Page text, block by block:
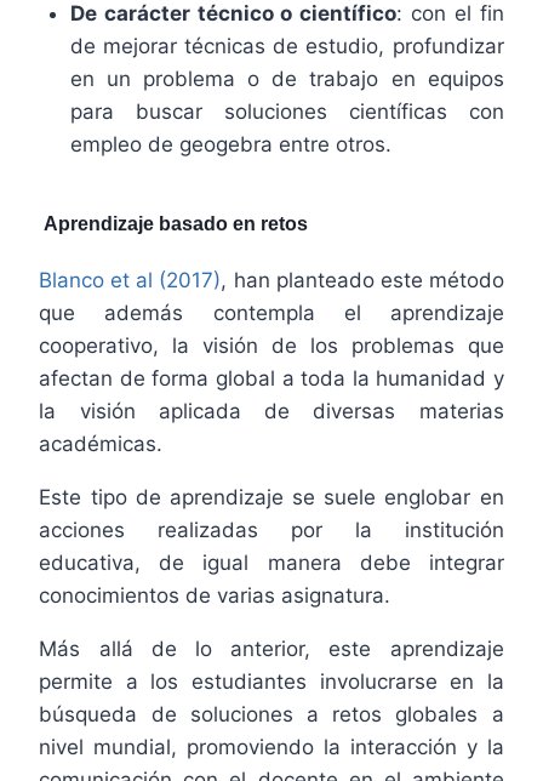
De carácter técnico o científico: con el fin
de mejorar técnicas de estudio, profundizar
en un problema o de trabajo en equipos
para buscar soluciones científicas con
empleo de geogebra entre otros.
Aprendizaje basado en retos
Blanco et al (2017), han planteado este método
que además contempla el aprendizaje
cooperativo, la visión de los problemas que
afectan de forma global a toda la humanidad y
la visión aplicada de diversas materias
académicas.
Este tipo de aprendizaje se suele englobar en
acciones realizadas por la institución
educativa, de igual manera debe integrar
conocimientos de varias asignatura.
Más allá de lo anterior, este aprendizaje
permite a los estudiantes involucrarse en la
búsqueda de soluciones a retos globales a
nivel mundial, promoviendo la interacción y la